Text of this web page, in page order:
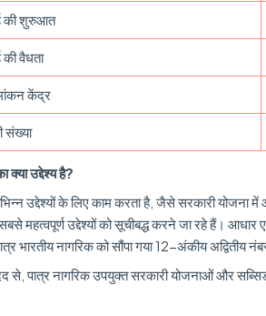
की शुरुआत
की वैधता
केंद्र
संख्या
क्या उद्देश्य है?
उद्देश्यों के लिए काम करता है, जैसे सरकारी
महत्वपूर्ण उद्देश्यों को सूचीबद्ध करने जा रहे हैं।
भारतीय नागरिक को सौंपा गया 12-अंकीय अद्वितीय
से, पात्र नागरिक उपयुक्त सरकारी योजनाओं और